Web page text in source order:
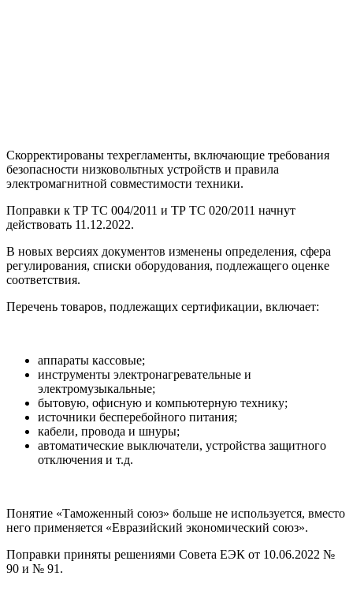
Скорректированы техрегламенты, включающие требования
безопасности низковольтных устройств и правила
электромагнитной совместимости техники.
Поправки к ТР ТС 004/2011 и ТР ТС 020/2011 начнут
действовать 11.12.2022.
В новых версиях документов изменены определения, сфера
регулирования, списки оборудования, подлежащего оценке
соответствия.
Перечень товаров, подлежащих сертификации, включает:
аппараты кассовые;
инструменты электронагревательные и
электромузыкальные;
бытовую, офисную и компьютерную технику;
источники бесперебойного питания;
кабели, провода и шнуры;
автоматические выключатели, устройства защитного
отключения и т.д.
Понятие «Таможенный союз» больше не используется, вместо
него применяется «Евразийский экономический союз».
Поправки приняты решениями Совета ЕЭК от 10.06.2022 №
90 и № 91.